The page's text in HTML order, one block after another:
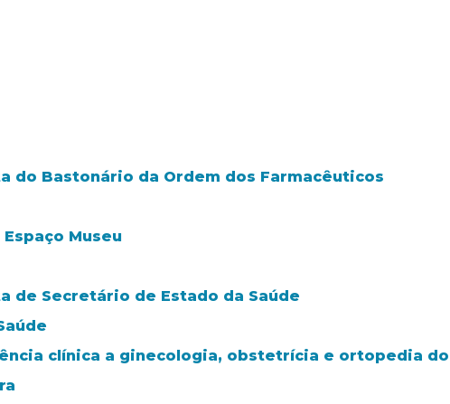
do Bastonário da Ordem dos Farmacêuticos
Museu
de Secretário de Estado da Saúde
clínica a ginecologia, obstetrícia e ortopedia